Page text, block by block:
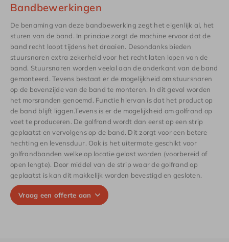
Bandbewerkingen
De benaming van deze bandbewerking zegt het eigenlijk al, het
sturen van de band. In principe zorgt de machine ervoor dat de
band recht loopt tijdens het draaien. Desondanks bieden
stuursnaren extra zekerheid voor het recht laten lopen van de
band. Stuursnaren worden veelal aan de onderkant van de band
gemonteerd. Tevens bestaat er de mogelijkheid om stuursnaren
op de bovenzijde van de band te monteren. In dit geval worden
het morsranden genoemd. Functie hiervan is dat het product op
de band blijft liggen.Tevens is er de mogelijkheid om golfrand op
voet te produceren. De golfrand wordt dan eerst op een strip
geplaatst en vervolgens op de band. Dit zorgt voor een betere
hechting en levensduur. Ook is het uitermate geschikt voor
golfrandbanden welke op locatie gelast worden (voorbereid of
open lengte). Door middel van de strip waar de golfrand op
geplaatst is kan dit makkelijk worden bevestigd en gesloten.
Vraag een offerte aan